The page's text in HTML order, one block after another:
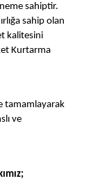
sahiptir.
sahip olan
kalitesini
Kurtarma
tamamlayarak
ve